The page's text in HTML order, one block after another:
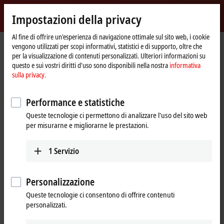
Beckhoff
-
New
Automation
Technology
Pagina
iniziale
Azienda News ATRO: The modular industrial robot system
Cliccando su "Accetta", mostriamo il video e modifichiamo
l'impostazione della privacy, caricando contenuti esterni da Vimeo.
A tal proposito sei pregato di fare riferimento alla nostra
informativa sulla privacy.
Nov 26, 2025
ATRO: The modular industrial robot
Impostazioni della privacy
Al fine di offrire un'esperienza di navigazione ottimale sul sito web, i cookie
vengono utilizzati per scopi informativi, statistici e di supporto, oltre che
per la visualizzazione di contenuti personalizzati. Ulteriori informazioni su
questo e sui vostri diritti d'uso sono disponibili nella nostra informativa
sulla privacy.
Performance e statistiche
Queste tecnologie ci permettono di analizzare l'uso del sito web
per misurarne e migliorarne le prestazioni.
1 Servizio
Personalizzazione
Queste tecnologie ci consentono di offrire contenuti
personalizzati.